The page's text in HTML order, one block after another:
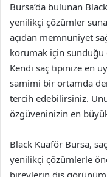
Bursa’da bulunan
yenilikçi çözümler
açıdan memnuniyet
korumak için
Kendi saç tipinize en
samimi bir ortamda
tercih edebilirsiniz.
özgüveninizin en
Black Kuaför Bursa,
yenilikçi çözümlerle
bireylerin dış